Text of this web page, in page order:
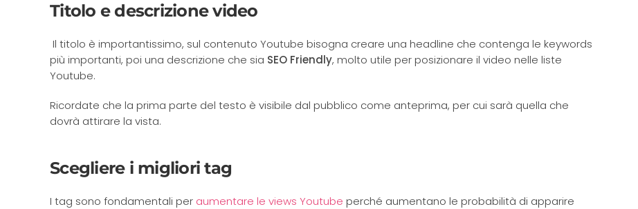
Titolo e descrizione video
Il titolo è importantissimo, sul contenuto Youtube bisogna creare una headline che contenga le keywords
più importanti, poi una descrizione che sia SEO Friendly, molto utile per posizionare il video nelle liste
Youtube.
Ricordate che la prima parte del testo è visibile dal pubblico come anteprima, per cui sarà quella che
dovrà attirare la vista.
Scegliere i migliori tag
I tag sono fondamentali per aumentare le views Youtube perché aumentano le probabilità di apparire